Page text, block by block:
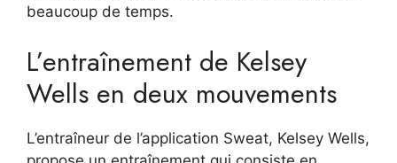
beaucoup de temps.
L’entraînement de Kelsey
Wells en deux mouvements
L’entraîneur de l’application Sweat, Kelsey Wells,